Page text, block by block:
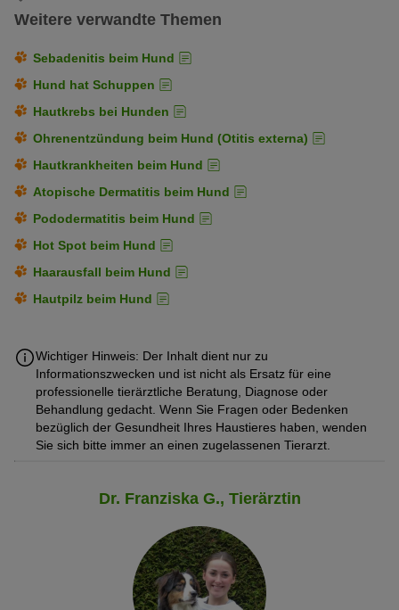
Weitere verwandte Themen
Sebadenitis beim Hund
Hund hat Schuppen
Hautkrebs bei Hunden
Ohrenentzündung beim Hund (Otitis externa)
Hautkrankheiten beim Hund
Atopische Dermatitis beim Hund
Pododermatitis beim Hund
Hot Spot beim Hund
Haarausfall beim Hund
Hautpilz beim Hund
Wichtiger Hinweis: Der Inhalt dient nur zu
Informationszwecken und ist nicht als Ersatz für eine
professionelle tierärztliche Beratung, Diagnose oder
Behandlung gedacht. Wenn Sie Fragen oder Bedenken
bezüglich der Gesundheit Ihres Haustieres haben, wenden
Sie sich bitte immer an einen zugelassenen Tierarzt.
Dr. Franziska G., Tierärztin